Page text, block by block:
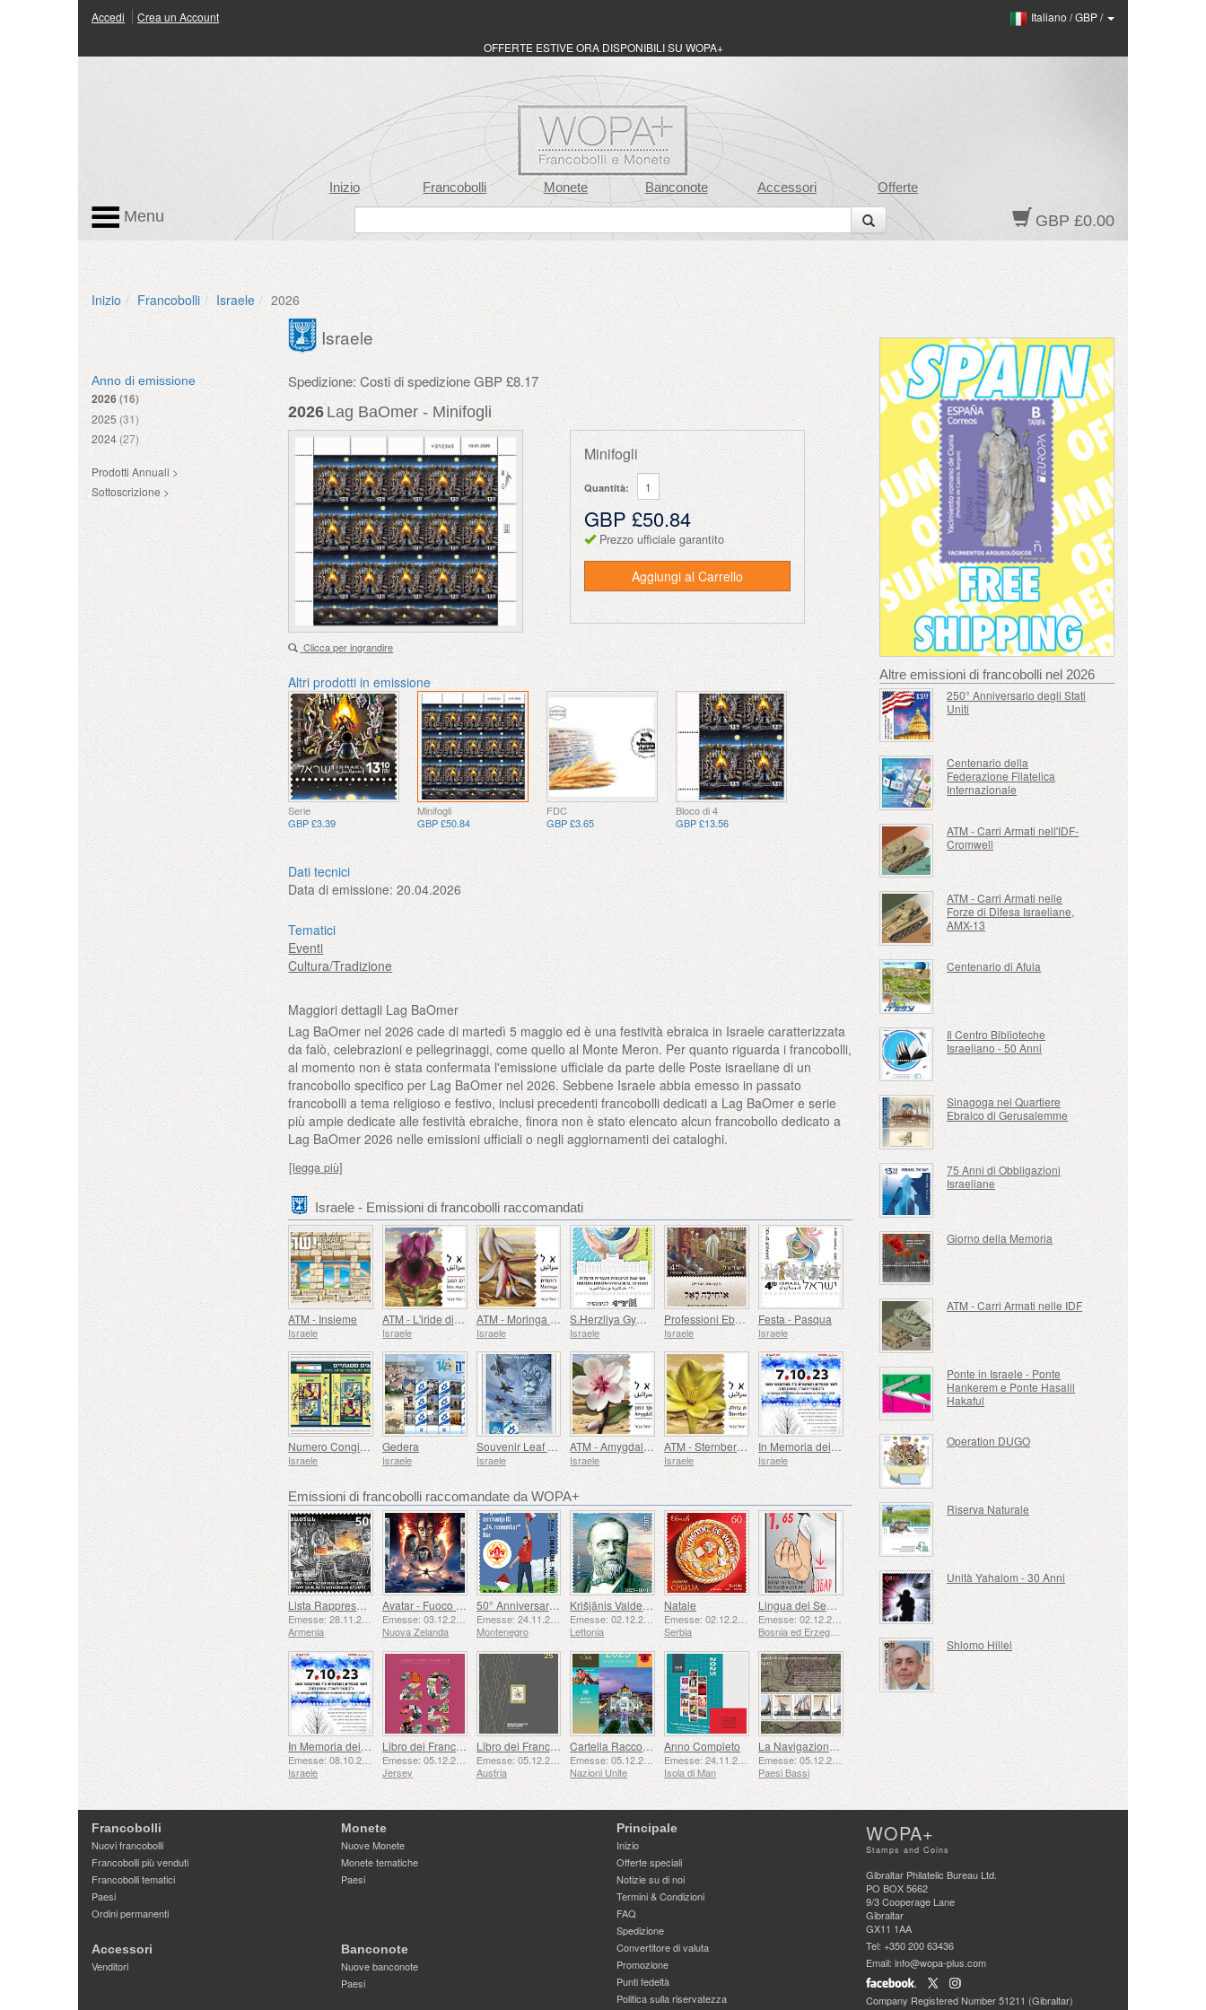
Accedi Crea un Account Italiano /GBP/
OFFERTE ESTIVE ORA DISPONIBILI SU WOPA+
Inizio Francobolli Monete Banconote Accessori Offerte
GBP £0.00
Menu
Inizio Francobolli Israele 2026
Anno di emissione
2026(16)
2025 (31)
2024 (27)
Prodotti Annuali >
Sottoscrizione >
Israele
Spedizione: Costi di spedizione GBP £8.17
2026 Lag BaOmer - Minifogli
Clicca per ingrandire
Minifogli
Quantità:
GBP £50.84
Prezzo ufficiale garantito
Aggiungi al Carrello
Altri prodotti in emissione
Serie
GBP £3.39
Minifogli
GBP £50.84
FDC
GBP £3.65
Bloco di 4
GBP £13.56
Dati tecnici
Data di emissione: 20.04.2026
Tematici
Eventi
Cultura/Tradizione
Maggiori dettagli Lag BaOmer
Lag BaOmer nel 2026 cade di martedì 5 maggio ed è una festività ebraica in Israele caratterizzata
da falò, celebrazioni e pellegrinaggi, come quello al Monte Meron. Per quanto riguarda i francobolli,
al momento non è stata confermata l'emissione ufficiale da parte delle Poste israeliane di un
francobollo specifico per Lag BaOmer nel 2026. Sebbene Israele abbia emesso in passato
francobolli a tema religioso e festivo, inclusi precedenti francobolli dedicati a Lag BaOmer e serie
più ampie dedicate alle festività ebraiche, finora non è stato elencato alcun francobollo dedicato a
Lag BaOmer 2026 nelle emissioni ufficiali o negli aggiornamenti dei cataloghi.
[legga più]
Israele - Emissioni di francobolli raccomandati
ATM - Insieme
Israele
ATM - L'iride di Maria
Israele
ATM - Moringa Peregrina
Israele
S.Herzliya Gymnasium, 120 Anni
Israele
Professioni Ebraiche
Israele
Festa - Pasqua
Israele
Numero Congiunto Israele-India
Israele
Gedera
Israele
Souvenir Leaf - Operation AM Kelavi
Israele
ATM - Amygdalus Ramonesis
Israele
ATM - Sternbergia Clusiana
Israele
In Memoria dei Caduti e Assassinati il ​​7 ottobre 2023
Israele
Emissioni di francobolli raccomandate da WOPA+
Lista Rappresentativa del Patrimonio Culturale Immateriale dell'umanità dell'UNESCO - Tradizione della Forgiatura a Gyumri
Armenia
Avatar - Fuoco e Cenere
Nuova Zelanda
50° Anniversario della Fondazione del 24 Novembre Bar Scout
Emesse: 24.11.2025
Montenegro
Krišjānis Valdemārs
Lettonia
Natale
Serbia
Lingua dei Segni - Buona
Emesse: 02.12.2025
Bosnia ed Erzegovina - Repubblica di Srpska
In Memoria dei Caduti e Assassinati il ​​7 ottobre 2023
Israele
Libro dei Francobolli
Jersey
Libro dei Francobolli
Emesse: 05.12.2025
Austria
Cartella Raccolta Annuale (New York)
Nazioni Unite
Anno Completo
Isola di Man
La Navigazione nel XVII e XVIII Secolo – La Navigazione della Torba
Emesse: 05.12.2025
Paesi Bassi
Altre emissioni di francobolli nel 2026
250° Anniversario degli Stati
Uniti
Centenario della
Federazione Filatelica
Internazionale
ATM - Carri Armati nell'IDF-
Cromwell
ATM - Carri Armati nelle
Forze di Difesa Israeliane,
AMX-13
Centenario di Afula
Il Centro Biblioteche
Israeliano - 50 Anni
Sinagoga nel Quartiere
Ebraico di Gerusalemme
75 Anni di Obbligazioni
Israeliane
Giorno della Memoria
ATM - Carri Armati nelle IDF
Ponte in Israele - Ponte
Hankerem e Ponte Hasalil
Hakaful
Operation DUGO
Riserva Naturale
Unità Yahalom - 30 Anni
Shlomo Hillel
Francobolli
Nuovi francobolli
Francobolli più venduti
Francobolli tematici
Paesi
Ordini permanenti
Monete
Nuove Monete
Monete tematiche
Paesi
Accessori
Venditori
Banconote
Nuove banconote
Paesi
Principale
Inizio
Offerte speciali
Notizie su di noi
Termini & Condizioni
FAQ
Spedizione
Convertitore di valuta
Promozione
Punti fedeltà
Politica sulla riservatezza
WOPA+
Stamps and Coins
Gibraltar Philatelic Bureau Ltd.
PO BOX 5662
9/3 Cooperage Lane
Gibraltar
GX11 1AA
Tel: +350 200 63436
Email: info@wopa-plus.com
Company Registered Number 51211 (Gibraltar)